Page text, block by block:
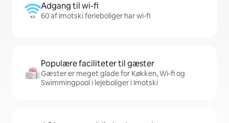
Adgang til wi-fi
60 af Imotski ferieboliger har wi-fi
Populære faciliteter til gæster
Gæster er meget glade for Køkken, Wi-fi og
Swimmingpool i lejeboliger i Imotski